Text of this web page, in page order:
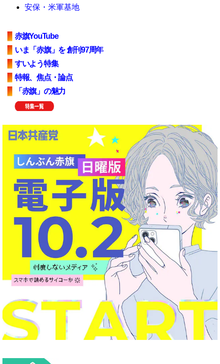
安保・米軍基地
赤旗YouTube
いま「赤旗」を 創刊97周年
すいよう特集
特報、焦点・論点
「赤旗」の魅力